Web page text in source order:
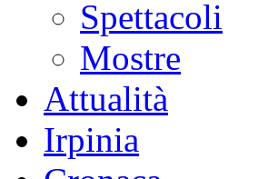
Spettacoli
Mostre
Attualità
Irpinia